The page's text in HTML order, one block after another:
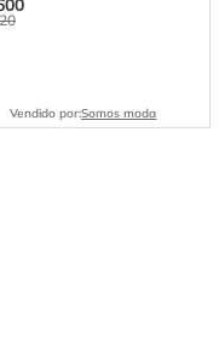
Vendido por:Somos moda